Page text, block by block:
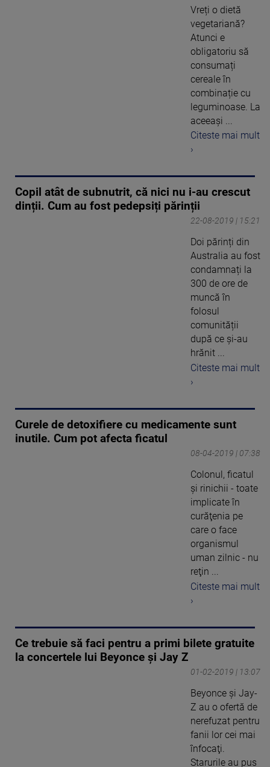
Vreți o dietă
vegetariană?
Atunci e
obligatoriu să
consumați
cereale în
combinație cu
leguminoase. La
aceeași ...
Citeste mai mult
›
Copil atât de subnutrit, că nici nu i-au crescut
dinții. Cum au fost pedepsiți părinții
22-08-2019 | 15:21
Doi părinți din
Australia au fost
condamnați la
300 de ore de
muncă în
folosul
comunității
după ce și-au
hrănit ...
Citeste mai mult
›
Curele de detoxifiere cu medicamente sunt
inutile. Cum pot afecta ficatul
08-04-2019 | 07:38
Colonul, ficatul
şi rinichii - toate
implicate în
curăţenia pe
care o face
organismul
uman zilnic - nu
reţin ...
Citeste mai mult
›
Ce trebuie să faci pentru a primi bilete gratuite
la concertele lui Beyonce și Jay Z
01-02-2019 | 13:07
Beyonce şi Jay-
Z au o ofertă de
nerefuzat pentru
fanii lor cei mai
înfocaţi.
Starurile au pus